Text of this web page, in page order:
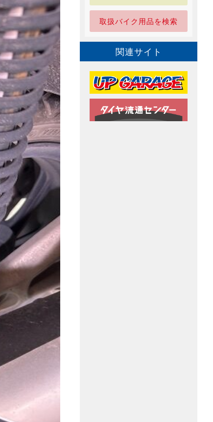
取扱バイク用品を検索
関連サイト